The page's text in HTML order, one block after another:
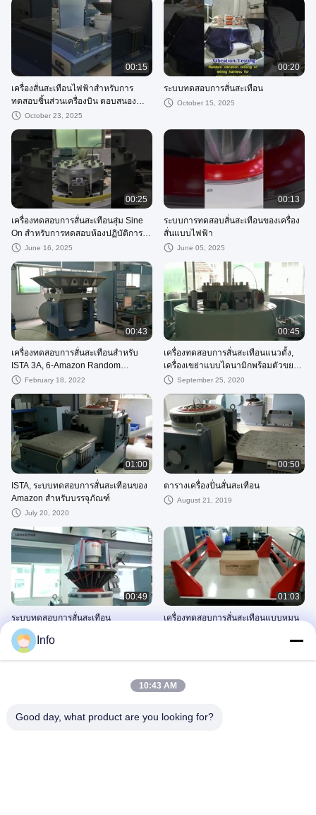
00:15
เครื่องสั่นสะเทือนไฟฟ้าสําหรับการ
ทดสอบชิ้นส่วนเครื่องบิน ตอบสนอง
MIL-STD-810G
October 23, 2025
00:20
ระบบทดสอบการสั่นสะเทือน
October 15, 2025
00:25
เครื่องทดสอบการสั่นสะเทือนสุ่ม Sine
On สําหรับการทดสอบห้องปฏิบัติการ
แบตเตอรี่
June 16, 2025
00:13
ระบบการทดสอบสั่นสะเทือนของเครื่อง
สั่นแบบไฟฟ้า
June 05, 2025
00:43
เครื่องทดสอบการสั่นสะเทือนสำหรับ
ISTA 3A, 6-Amazon Random
Vibration Spectrum
February 18, 2022
00:45
เครื่องทดสอบการสั่นสะเทือนแนวตั้ง,
เครื่องเขย่าแบบไดนามิกพร้อมตัวขยาย
หัว September 25, 2020
01:00
ISTA, ระบบทดสอบการสั่นสะเทือนของ
Amazon สำหรับบรรจุภัณฑ์
July 20, 2020
00:50
ตารางเครื่องปั่นสั่นสะเทือน
August 21, 2019
00:49
ระบบทดสอบการสั่นสะเทือน
August 10, 2026
01:03
เครื่องทดสอบการสั่นสะเทือนแบบหมุน
Info
10:43 AM
Good day, what product are you looking for?